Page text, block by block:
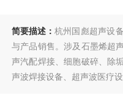
简要描述： 杭州国彪超声设
与产品销售。涉及石墨烯超
声汽配焊接、细胞破碎、除
声波焊接设备、超声波医疗